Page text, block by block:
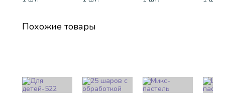
Похожие товары